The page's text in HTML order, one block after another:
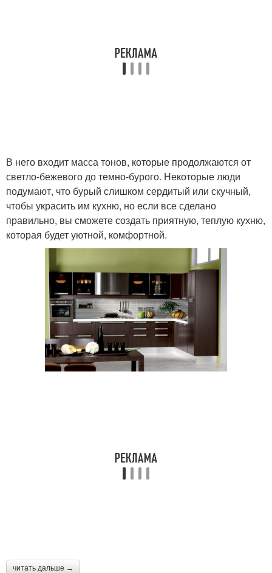
В него входит масса тонов, которые продолжаются от
светло-бежевого до темно-бурого. Некоторые люди
подумают, что бурый слишком сердитый или скучный,
чтобы украсить им кухню, но если все сделано
правильно, вы сможете создать приятную, теплую кухню,
которая будет уютной, комфортной.
читать дальше →